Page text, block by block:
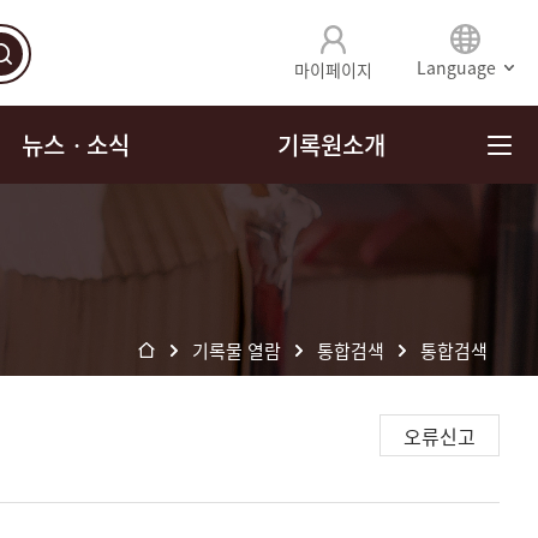
마이페이지 Language
뉴스ㆍ소식 기록원소개
기록물 열람 통합검색 통합검색
오류신고